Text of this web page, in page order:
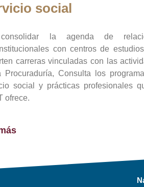
social
la agenda de
con centros de
carreras vinculadas con las
Procuraduría, Consulta los
social y prácticas profesionales
ofrece.